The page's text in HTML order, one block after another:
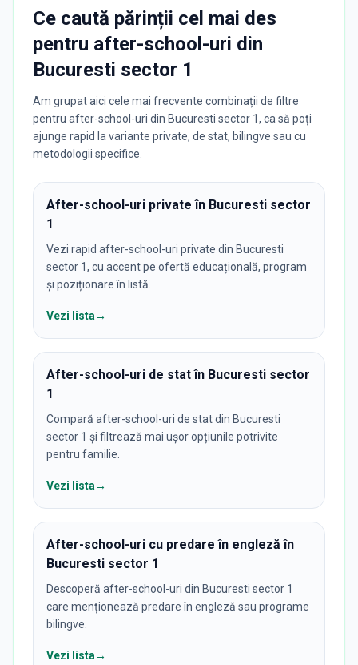
Ce caută părinții cel mai des
pentru after-school-uri din
Bucuresti sector 1
Am grupat aici cele mai frecvente combinații de filtre
pentru after-school-uri din Bucuresti sector 1, ca să poți
ajunge rapid la variante private, de stat, bilingve sau cu
metodologii specifice.
After-school-uri private în Bucuresti sector
1
Vezi rapid after-school-uri private din Bucuresti
sector 1, cu accent pe ofertă educațională, program
și poziționare în listă.
Vezi lista→
After-school-uri de stat în Bucuresti sector
1
Compară after-school-uri de stat din Bucuresti
sector 1 și filtrează mai ușor opțiunile potrivite
pentru familie.
Vezi lista→
After-school-uri cu predare în engleză în
Bucuresti sector 1
Descoperă after-school-uri din Bucuresti sector 1
care menționează predare în engleză sau programe
bilingve.
Vezi lista→